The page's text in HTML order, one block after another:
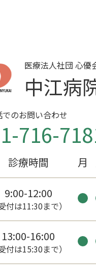
医療法人社団 心優
中江病
でのお問い合わせ
716-
診療時間 月
9:00-12:00
受付は11:30まで）
13:00-16:00
受付は15:30まで）